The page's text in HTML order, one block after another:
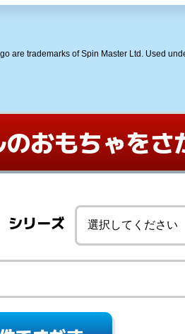
are trademarks of Spin Master Ltd. Used
おもちゃをさ
シリーズ